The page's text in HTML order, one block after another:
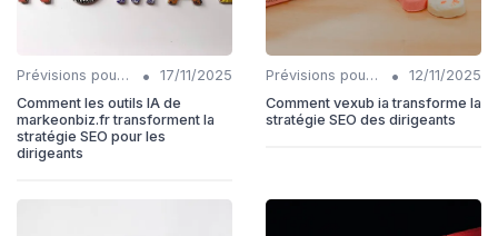
Prévisions pour l'intégration IA et SEO •
17/11/2025
Comment les outils IA de
markeonbiz.fr transforment la
stratégie SEO pour les
dirigeants
Prévisions pour l'intégration IA et SEO •
12/11/2025
Comment vexub ia transforme la
stratégie SEO des dirigeants